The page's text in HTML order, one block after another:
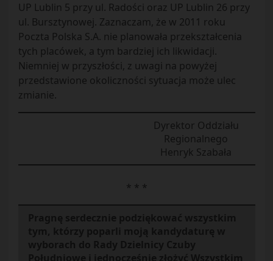
UP Lublin 5 przy ul. Radości oraz UP Lublin 26 przy
ul. Bursztynowej. Zaznaczam, że w 2011 roku
Poczta Polska S.A. nie planowała przekształcenia
tych placówek, a tym bardziej ich likwidacji.
Niemniej w przyszłości, z uwagi na powyżej
przedstawione okoliczności sytuacja może ulec
zmianie.
Dyrektor Oddziału
Regionalnego
Henryk Szabała
* * *